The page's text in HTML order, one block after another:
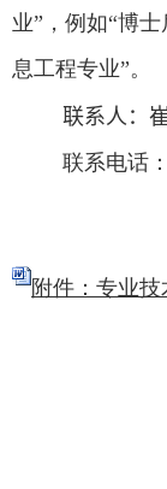
业”，例如“博士
息工程专业”。
联系人：
联系电话：
附件：专业